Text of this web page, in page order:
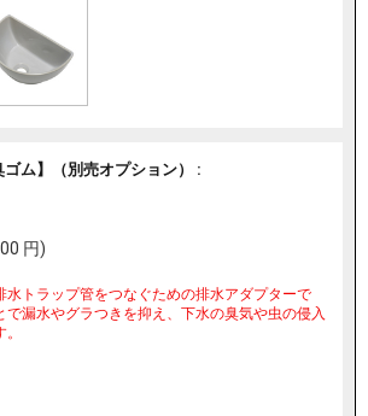
ゴム】（別売オプション） :
円)
水トラップ管をつなぐための排水アダプターで
で漏水やグラつきを抑え、下水の臭気や虫の侵入